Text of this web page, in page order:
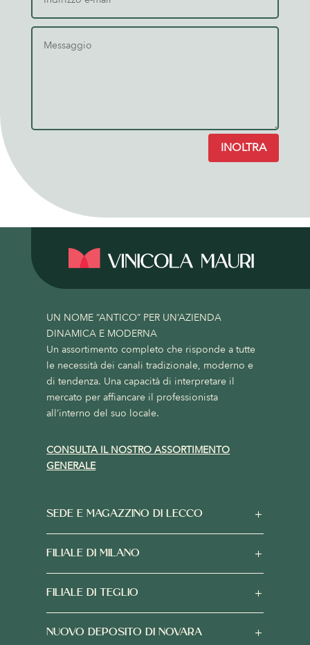
INOLTRA
UN NOME “ANTICO” PER UN’AZIENDA
DINAMICA E MODERNA
Un assortimento completo che risponde a tutte
le necessità dei canali tradizionale, moderno e
di tendenza. Una capacità di interpretare il
mercato per affiancare il professionista
all’interno del suo locale.
CONSULTA IL NOSTRO ASSORTIMENTO
GENERALE
SEDE E MAGAZZINO DI LECCO
FILIALE DI MILANO
FILIALE DI TEGLIO
NUOVO DEPOSITO DI NOVARA